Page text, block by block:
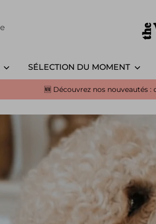
SÉLECTION DU MOMENT
🆕 Découvrez nos nouveautés